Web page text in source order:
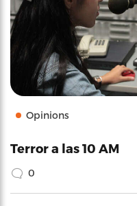
Opinions
Terror a las 10 AM
0